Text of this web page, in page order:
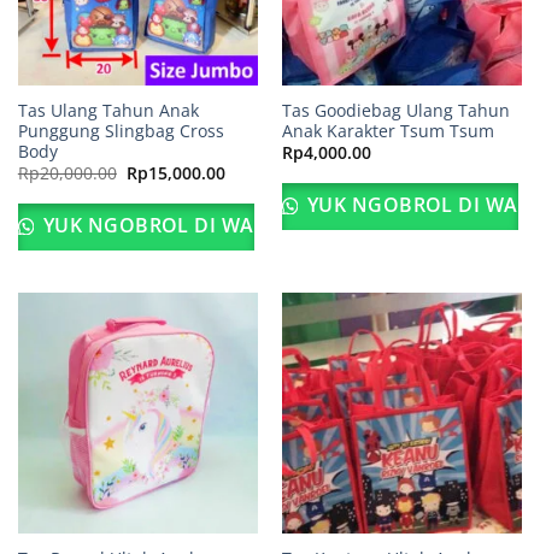
Tas Ulang Tahun Anak
Punggung Slingbag Cross
Body
Rp20,000.00 Harga
aslinya
adalah:
Rp20,000.00.
Rp15,000.00Harga
ini
adalah:
Rp15,000.00.
YUK NGOBROL DI WA
Tas Goodiebag Ulang Tahun
Anak Karakter Tsum Tsum
Rp4,000.00
YUK NGOBROL DI WA